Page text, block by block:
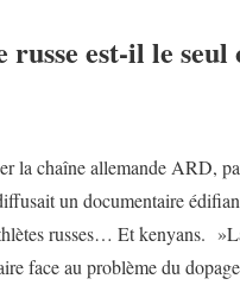
russe est-il le seul
la chaîne allemande ARD,
un documentaire
russes… Et kenyans.
face au problème du